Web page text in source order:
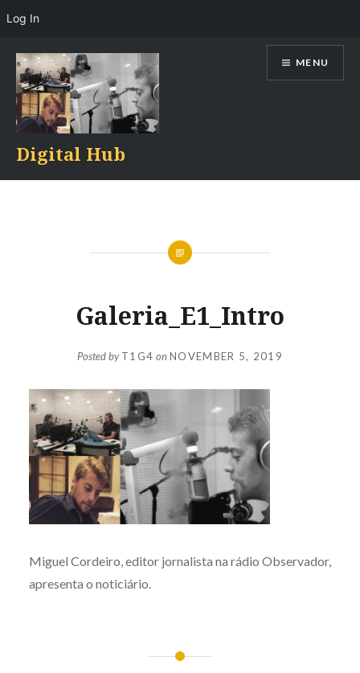
content
Digital Hub
MENU
Galeria_E1_Intro
Posted byT1G4 onNOVEMBER 5, 2019
Miguel Cordeiro, editor jornalista na rádio Observador,
apresenta o noticiário.
Log In